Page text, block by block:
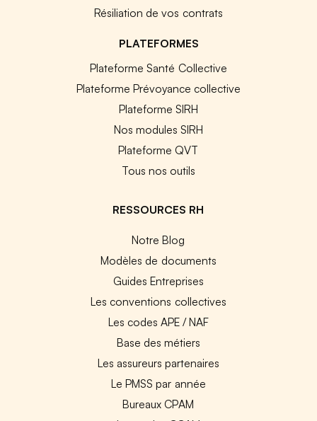
Résiliation de vos contrats
PLATEFORMES
Plateforme Santé Collective
Plateforme Prévoyance collective
Plateforme SIRH
Nos modules SIRH
Plateforme QVT
Tous nos outils
RESSOURCES RH
Notre Blog
Modèles de documents
Guides Entreprises
Les conventions collectives
Les codes APE / NAF
Base des métiers
Les assureurs partenaires
Le PMSS par année
Bureaux CPAM